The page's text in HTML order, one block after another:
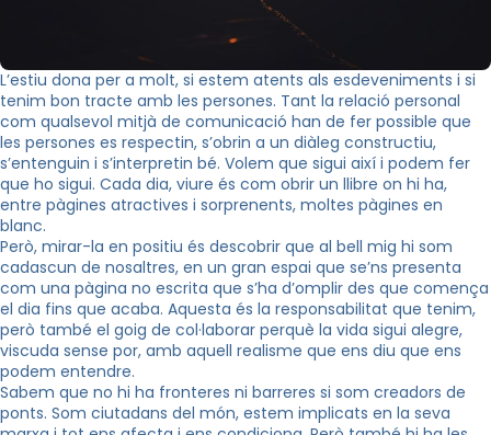
L’estiu dona per a molt, si estem atents als esdeveniments i si
tenim bon tracte amb les persones. Tant la relació personal
com qualsevol mitjà de comunicació han de fer possible que
les persones es respectin, s’obrin a un diàleg constructiu,
s’entenguin i s’interpretin bé. Volem que sigui així i podem fer
que ho sigui. Cada dia, viure és com obrir un llibre on hi ha,
entre pàgines atractives i sorprenents, moltes pàgines en
blanc.
Però, mirar-la en positiu és descobrir que al bell mig hi som
cadascun de nosaltres, en un gran espai que se’ns presenta
com una pàgina no escrita que s’ha d’omplir des que comença
el dia fins que acaba. Aquesta és la responsabilitat que tenim,
però també el goig de col·laborar perquè la vida sigui alegre,
viscuda sense por, amb aquell realisme que ens diu que ens
podem entendre.
Sabem que no hi ha fronteres ni barreres si som creadors de
ponts. Som ciutadans del món, estem implicats en la seva